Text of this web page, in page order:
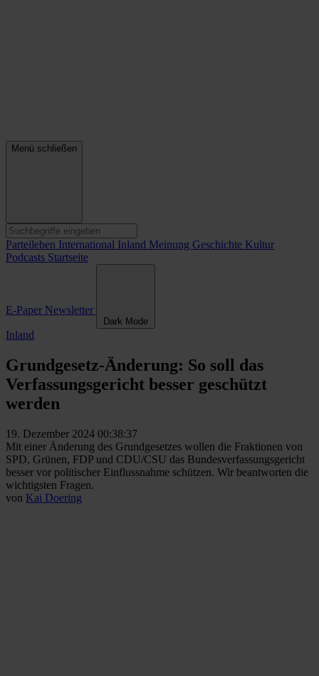
Menü schließen
Parteileben International Inland Meinung Geschichte Kultur
Podcasts Startseite
E-Paper Newsletter
Dark Mode
Inland
Grundgesetz-Änderung: So soll das
Verfassungsgericht besser geschützt
werden
19. Dezember 2024 00:38:37
Mit einer Änderung des Grundgesetzes wollen die Fraktionen von
SPD, Grünen, FDP und CDU/CSU das Bundesverfassungsgericht
besser vor politischer Einflussnahme schützen. Wir beantworten die
wichtigsten Fragen.
von Kai Doering